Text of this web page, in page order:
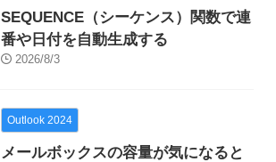
SEQUENCE（シーケンス）関数で連
番や日付を自動生成する
2026/8/3
Outlook 2024
メールボックスの容量が気になると